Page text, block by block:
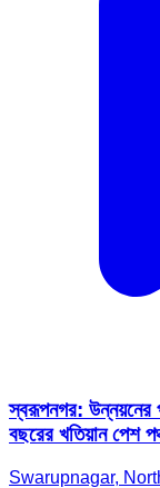
স্বরূপনগর: উন্নয়নের
বছরের খতিয়ান পেশ
Swarupnagar,